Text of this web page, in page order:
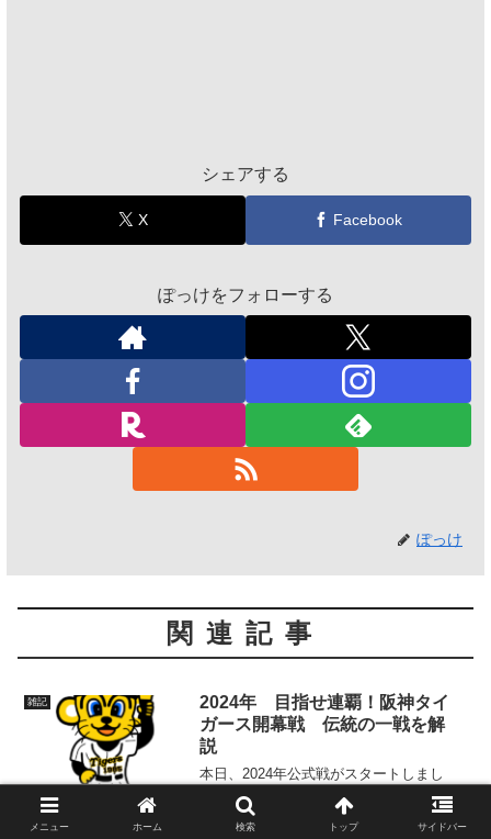
シェアする
X Facebook
ぽっけをフォローする
ぽっけ
関連記事
雑記
2024年 目指せ連覇！阪神タイ
ガース開幕戦 伝統の一戦を解
説
本日、2024年公式戦がスタートしまし
幕投手は2年連続で青柳投手でした。前半
は巨人の戸郷投手との緊迫した投げ合い
メニュー ホーム 検索 トップ サイドバー